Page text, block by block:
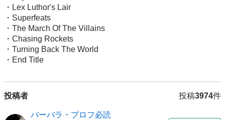
・Lex Luthor's Lair
・Superfeats
・The March Of The Villains
・Chasing Rockets
・Turning Back The World
・End Title
投稿者 投稿3974件
バーバラ・プロフ必読